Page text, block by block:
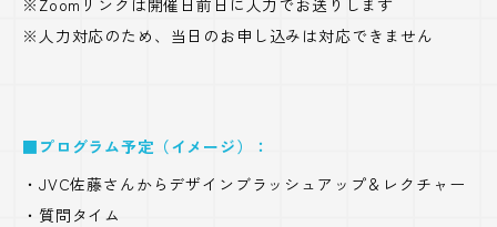
※Zoomリンクは開催日前日に人力でお送りします
※人力対応のため、当日のお申し込みは対応できません
■プログラム予定（イメージ）：
・JVC佐藤さんからデザインブラッシュアップ＆レクチャー
・質問タイム